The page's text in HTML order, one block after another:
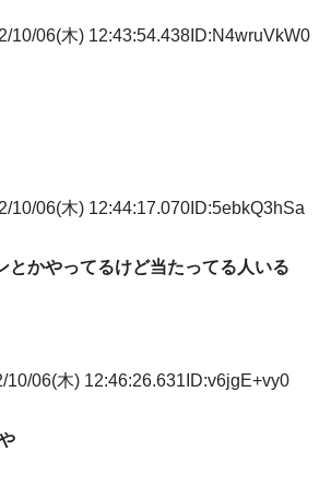
10/06(木) 12:43:54.438ID:N4wruVkW0
10/06(木) 12:44:17.070ID:5ebkQ3hSa
とかやってるけど当たってる人いる
10/06(木) 12:46:26.631ID:v6jgE+vy0